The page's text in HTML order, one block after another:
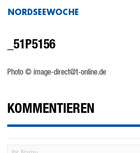
NORDSEEWOCHE
_51P5156
Photo © image-direct@t-online.de
KOMMENTIEREN